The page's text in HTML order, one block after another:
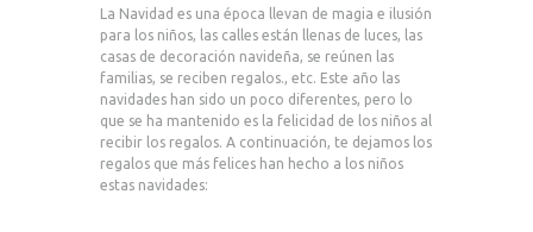
La Navidad es una época llevan de magia e ilusión
para los niños, las calles están llenas de luces, las
casas de decoración navideña, se reúnen las
familias, se reciben regalos., etc. Este año las
navidades han sido un poco diferentes, pero lo
que se ha mantenido es la felicidad de los niños al
recibir los regalos. A continuación, te dejamos los
regalos que más felices han hecho a los niños
estas navidades: